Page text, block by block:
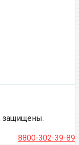
защищены.
8800-302-39-89